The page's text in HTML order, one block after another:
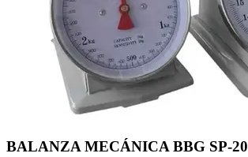
BALANZA MECÁNICA BBG SP-20